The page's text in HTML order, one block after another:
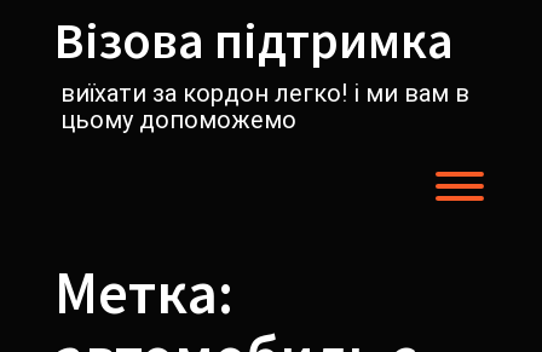
содержимомуВізова підтримка
виїхати за кордон легко! і ми вам в
цьому допоможемо
Метка: